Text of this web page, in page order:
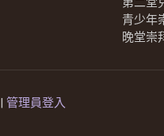
青少年
晚堂崇
| 管理員登入